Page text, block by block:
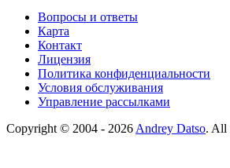
Вопросы и ответы
Карта
Контакт
Лицензия
Политика конфиденциальности
Условия обслуживания
Управление рассылками
Copyright © 2004 - 2026 Andrey Datso. All